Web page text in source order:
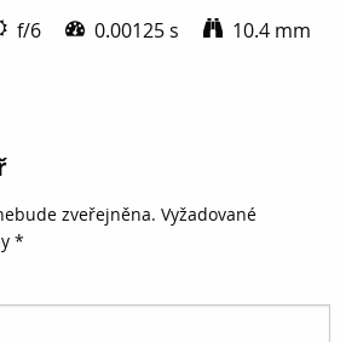
f/6 0.00125 s
10.4 mm
zveřejněna. Vyžadované
*